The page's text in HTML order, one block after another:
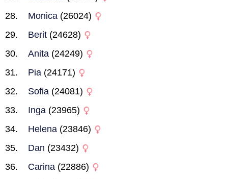
Monica (26024)
Berit (24628)
Anita (24249)
Pia (24171)
Sofia (24081)
Inga (23965)
Helena (23846)
Dan (23432)
Carina (22886)